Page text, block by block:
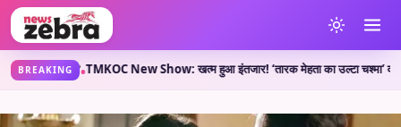
BREAKING
कहती है?•TMKOC New Show: खत्म हुआ इंतजार! ‘तारक मेहता का उल्टा चश्मा’ वाले